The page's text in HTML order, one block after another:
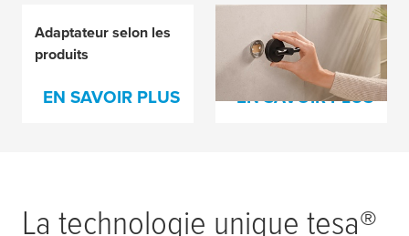
Adaptateur selon les
produits
EN SAVOIR PLUS
Adaptateur selon la
série de design
EN SAVOIR PLUS
La technologie unique tesa®